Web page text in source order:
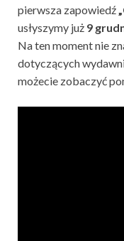
pierwsza zapowiedź
usłyszymy już 9
Na ten moment nie
dotyczących
możecie zobaczyć